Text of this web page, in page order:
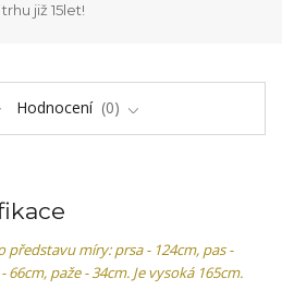
již 15let!
Hodnocení 0
míry: prsa - 124cm, pas -
paže - 34cm. Je vysoká 165cm.